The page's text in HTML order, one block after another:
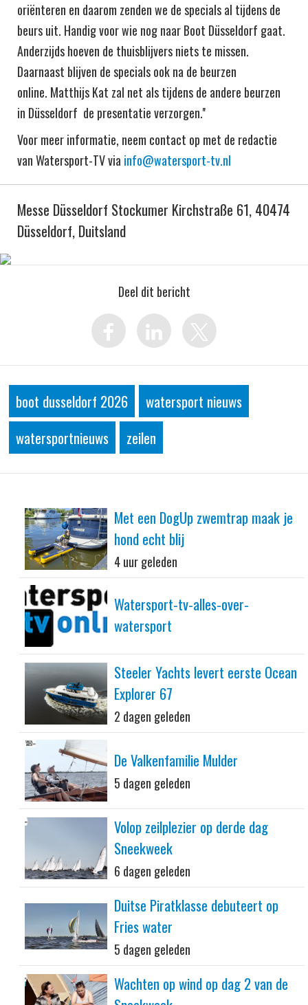
oriënteren en daarom zenden we de specials al tijdens de
beurs uit. Handig voor wie nog naar Boot Düsseldorf gaat.
Anderzijds hoeven de thuisblijvers niets te missen.
Daarnaast blijven de specials ook na de beurzen
online. Matthijs Kat zal net als tijdens de andere beurzen
in Düsseldorf de presentatie verzorgen.''
Voor meer informatie, neem contact op met de redactie
van Watersport-TV via info@watersport-tv.nl
Messe Düsseldorf Stockumer Kirchstraße 61, 40474
Düsseldorf, Duitsland
Deel dit bericht
boot dusseldorf 2026
watersport nieuws
watersportnieuws
zeilen
Met een DogUp zwemtrap maak je
hond echt blij
4 uur geleden
Watersport-tv-alles-over-
watersport
Steeler Yachts levert eerste Ocean
Explorer 67
2 dagen geleden
De Valkenfamilie Mulder
5 dagen geleden
Volop zeilplezier op derde dag
Sneekweek
6 dagen geleden
Duitse Piratklasse debuteert op
Fries water
5 dagen geleden
Wachten op wind op dag 2 van de